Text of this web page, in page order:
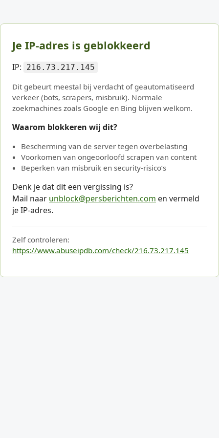
Je IP-adres is geblokkeerd
IP: 216.73.217.145
Dit gebeurt meestal bij verdacht of geautomatiseerd
verkeer (bots, scrapers, misbruik). Normale
zoekmachines zoals Google en Bing blijven welkom.
Waarom blokkeren wij dit?
Bescherming van de server tegen overbelasting
Voorkomen van ongeoorloofd scrapen van content
Beperken van misbruik en security-risico’s
Denk je dat dit een vergissing is?
Mail naar unblock@persberichten.com en vermeld
je IP-adres.
Zelf controleren:
https://www.abuseipdb.com/check/216.73.217.145